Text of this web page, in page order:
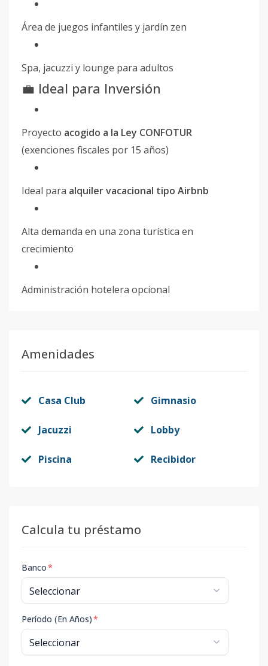
Área de juegos infantiles y jardín zen
Spa, jacuzzi y lounge para adultos
💼 Ideal para Inversión
Proyecto acogido a la Ley CONFOTUR
(exenciones fiscales por 15 años)
Ideal para alquiler vacacional tipo Airbnb
Alta demanda en una zona turística en
crecimiento
Administración hotelera opcional
Amenidades
Casa Club Gimnasio
Jacuzzi Lobby
Piscina Recibidor
Calcula tu préstamo
Banco*
Período (En Años)*